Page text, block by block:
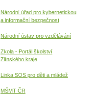
Národní úřad pro kybernetickou
a informační bezpečnost
Národní ústav pro vzdělávání
Zkola - Portál školství
Zlínského kraje
Linka SOS pro děti a mládež
MŠMT ČR